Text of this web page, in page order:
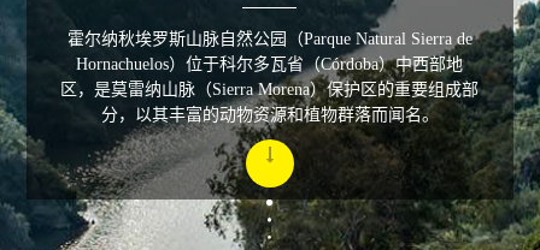
霍尔纳秋埃罗斯山脉自然公园（Parque Natural Sierra de
Hornachuelos）位于科尔多瓦省（Córdoba）中西部地
区，是莫雷纳山脉（Sierra Morena）保护区的重要组成部
分，以其丰富的动物资源和植物群落而闻名。